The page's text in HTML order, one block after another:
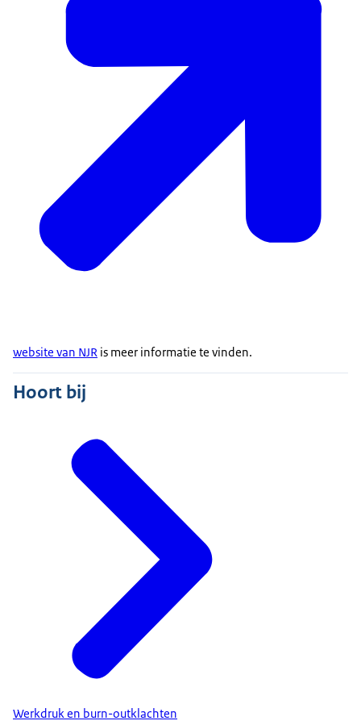
website van NJR is meer informatie te vinden.
Hoort bij
Werkdruk en burn-outklachten